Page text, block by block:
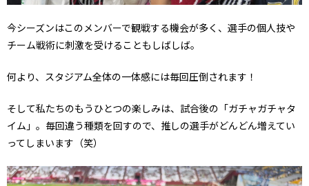
今シーズンはこのメンバーで観戦する機会が多く、選手の個人技や
チーム戦術に刺激を受けることもしばしば。
何より、スタジアム全体の一体感には毎回圧倒されます！
そして私たちのもうひとつの楽しみは、試合後の「ガチャガチャタ
イム」。毎回違う種類を回すので、推しの選手がどんどん増えてい
ってしまいます（笑）